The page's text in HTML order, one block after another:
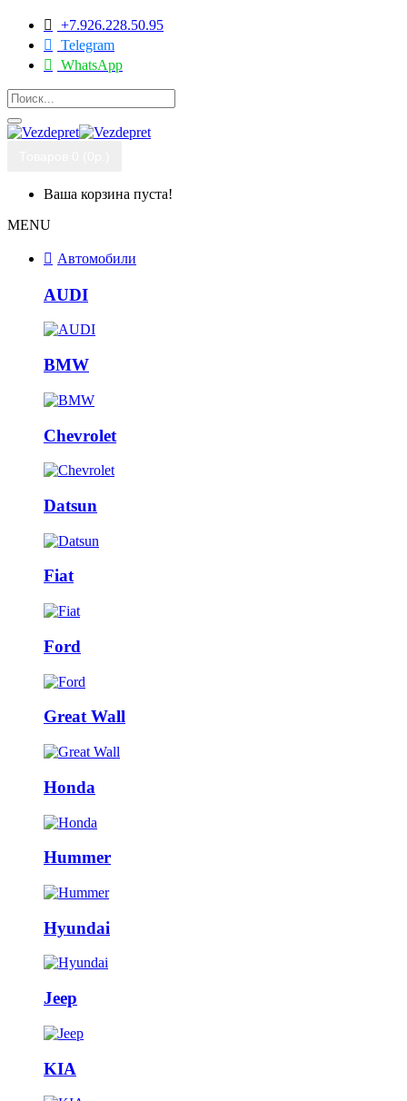
+7.926.228.50.95
Telegram
WhatsApp
Ваша корзина пуста!
MENU
Автомобили
AUDI
BMW
Chevrolet
Datsun
Fiat
Ford
Great Wall
Honda
Hummer
Hyundai
Jeep
KIA